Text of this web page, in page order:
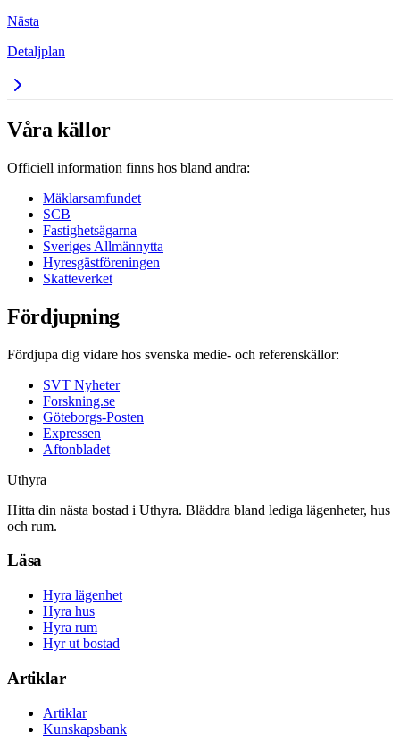
Nästa
Detaljplan
Våra källor
Officiell information finns hos bland andra:
Mäklarsamfundet
SCB
Fastighetsägarna
Sveriges Allmännytta
Hyresgästföreningen
Skatteverket
Fördjupning
Fördjupa dig vidare hos svenska medie- och referenskällor:
SVT Nyheter
Forskning.se
Göteborgs-Posten
Expressen
Aftonbladet
Uthyra
Hitta din nästa bostad i Uthyra. Bläddra bland lediga lägenheter, hus
och rum.
Läsa
Hyra lägenhet
Hyra hus
Hyra rum
Hyr ut bostad
Artiklar
Artiklar
Kunskapsbank